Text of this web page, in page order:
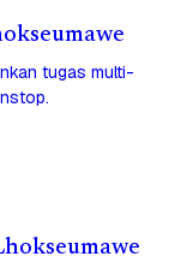
tugas multi-